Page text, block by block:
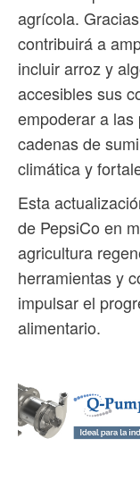
agrícola.
contribuirá a
incluir arroz y
accesibles sus
empoderar a
cadenas de
climática y
Esta
de PepsiCo en
agricultura
herramientas y
impulsar el
alimentario.